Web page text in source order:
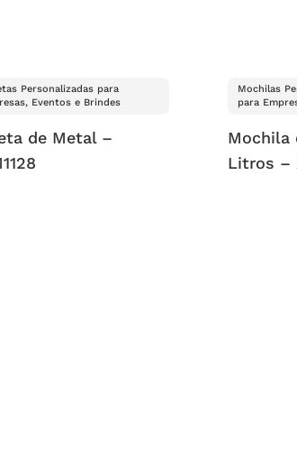
Personalizadas para
Eventos e Brindes
de Metal –
Mochilas
para
Mochila
Litros –